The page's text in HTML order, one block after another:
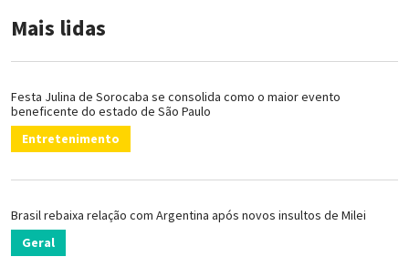
Mais lidas
Festa Julina de Sorocaba se consolida como o maior evento
beneficente do estado de São Paulo
Entretenimento
Brasil rebaixa relação com Argentina após novos insultos de Milei
Geral